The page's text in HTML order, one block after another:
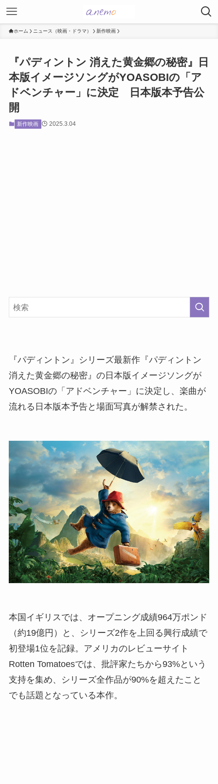
ホーム ニュース（映画・ドラマ） 新作映画
『パディントン 消えた黄金郷の秘密』日
本版イメージソングがYOASOBIの「ア
ドベンチャー」に決定 日本版本予告公
開
新作映画 2025.3.04
『パディントン』シリーズ最新作『パディントン
消えた黄金郷の秘密』の日本版イメージソングが
YOASOBIの「アドベンチャー」に決定し、楽曲が
流れる日本版本予告と場面写真が解禁された。
本国イギリスでは、オープニング成績964万ポンド
（約19億円）と、シリーズ2作を上回る興行成績で
初登場1位を記録。アメリカのレビューサイト
Rotten Tomatoesでは、批評家たちから93%という
支持を集め、シリーズ全作品が90%を超えたこと
でも話題となっている本作。